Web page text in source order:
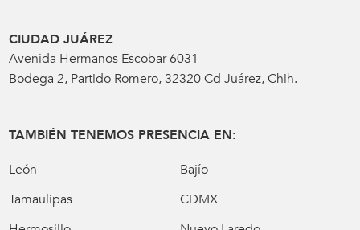
CIUDAD JUÁREZ
Avenida Hermanos Escobar 6031
Bodega 2, Partido Romero, 32320 Cd Juárez, Chih.
TAMBIÉN TENEMOS PRESENCIA EN:
León
Bajío
Tamaulipas
CDMX